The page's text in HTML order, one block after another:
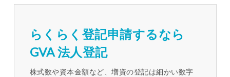
らくらく登記申請するなら
GVA 法人登記
株式数や資本金額など、増資の登記は細かい数字